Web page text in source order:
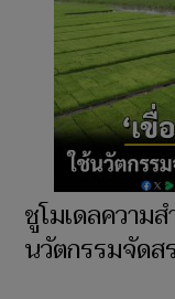
ชูโมเดลความส
นวัตกรรมจัด